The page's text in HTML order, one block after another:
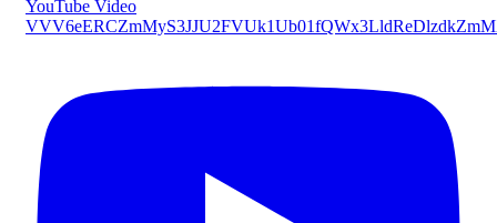
YouTube Video